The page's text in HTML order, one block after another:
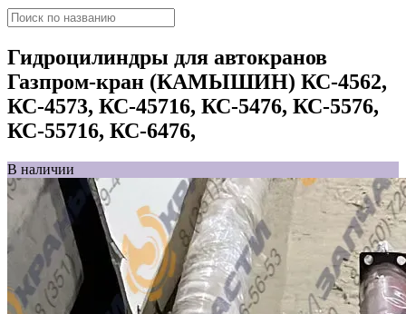
Гидроцилиндры для автокранов
Газпром-кран (КАМЫШИН) КС-4562,
КС-4573, КС-45716, КС-5476, КС-5576,
КС-55716, КС-6476,
В наличии